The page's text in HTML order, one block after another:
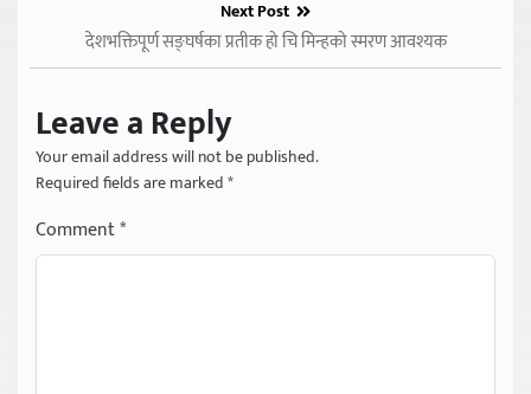
Next Post
देशभक्तिपूर्ण सङ्घर्षका प्रतीक हो चि मिन्हको स्मरण आवश्यक
Leave a Reply
Your email address will not be published.
Required fields are marked*
Comment*